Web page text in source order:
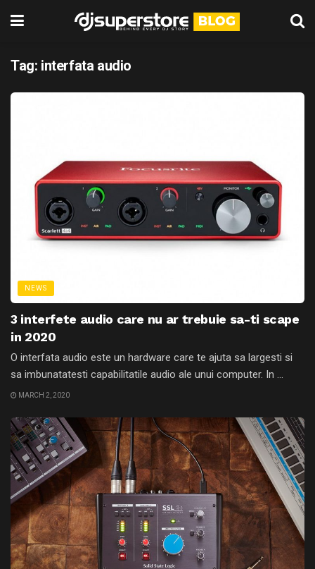
Tag: interfata audio
NEWS
3 interfete audio care nu ar trebuie sa-ti scape
in 2020
O interfata audio este un hardware care te ajuta sa largesti si
sa imbunatatesti capabilitatile audio ale unui computer. In ...
MARCH 2, 2020